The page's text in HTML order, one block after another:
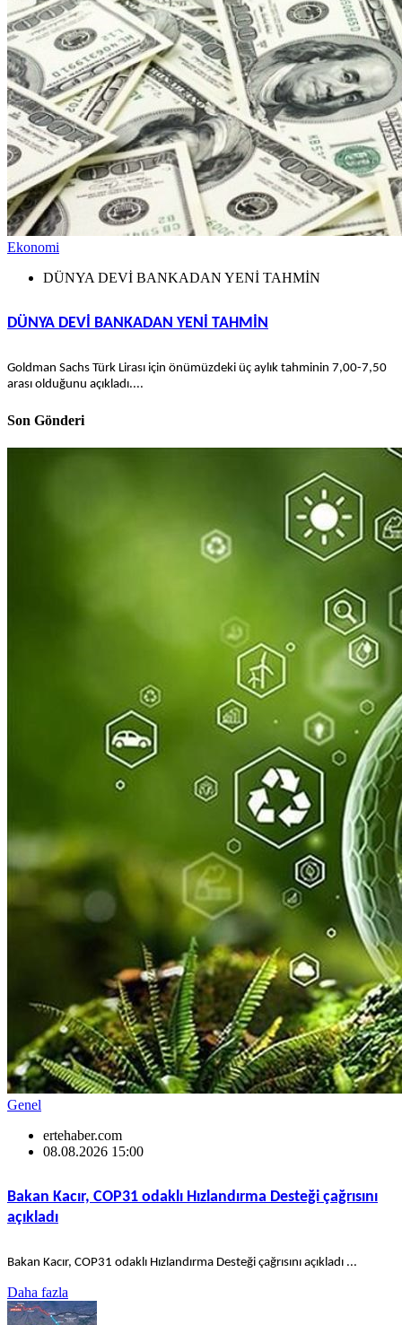
Ekonomi
DÜNYA DEVİ BANKADAN YENİ TAHMİN
DÜNYA DEVİ BANKADAN YENİ TAHMİN
Goldman Sachs Türk Lirası için önümüzdeki üç aylık tahminin 7,00-7,50
arası olduğunu açıkladı....
Son Gönderi
Genel
ertehaber.com
08.08.2026 15:00
Bakan Kacır, COP31 odaklı Hızlandırma Desteği çağrısını
açıkladı
Bakan Kacır, COP31 odaklı Hızlandırma Desteği çağrısını açıkladı ...
Daha fazla